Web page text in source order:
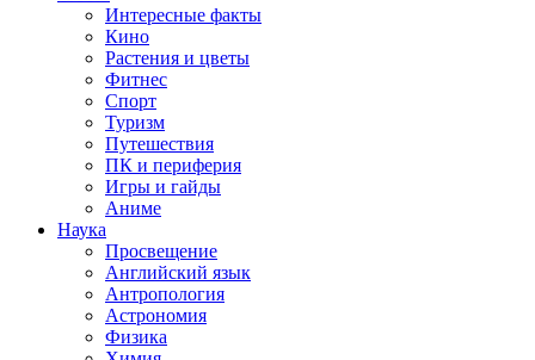
Интересные факты
Кино
Растения и цветы
Фитнес
Спорт
Туризм
Путешествия
ПК и периферия
Игры и гайды
Аниме
Наука
Просвещение
Английский язык
Антропология
Астрономия
Физика